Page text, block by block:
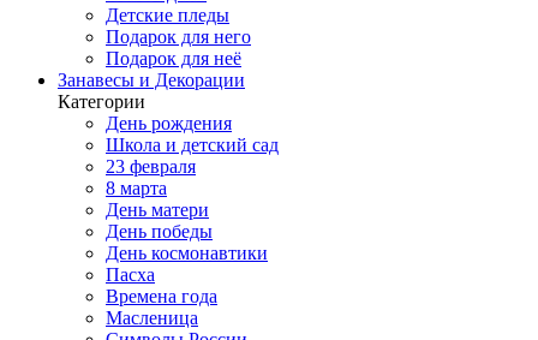
Детские пледы
Подарок для него
Подарок для неё
Занавесы и Декорации
Категории
День рождения
Школа и детский сад
23 февраля
8 марта
День матери
День победы
День космонавтики
Пасха
Времена года
Масленица